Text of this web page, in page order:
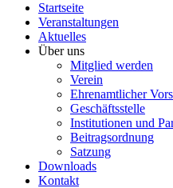
Startseite
Veranstaltungen
Aktuelles
Über uns
Mitglied werden
Verein
Ehrenamtlicher
Geschäftsstelle
Institutionen und
Beitragsordnung
Satzung
Downloads
Kontakt